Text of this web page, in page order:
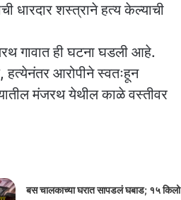
धारदार शस्त्राने हत्य केल्याची
गावात ही घटना घडली आहे.
हत्येनंतर आरोपीने स्वतःहून
मंजरथ येथील काळे वस्तीवर
बस चालकाच्या घरात सापडलं घबाड; १५ किलो